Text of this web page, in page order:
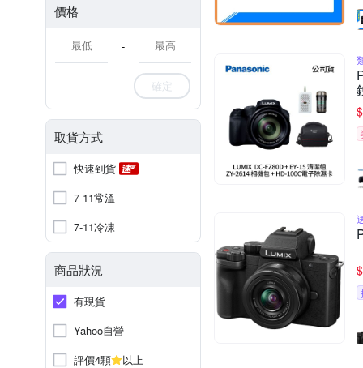
價格
-
確定
取貨方式
快速到貨
7-11常溫
7-11冷凍
商品狀況
有現貨
Yahoo自營
評價4顆
以上
$
$